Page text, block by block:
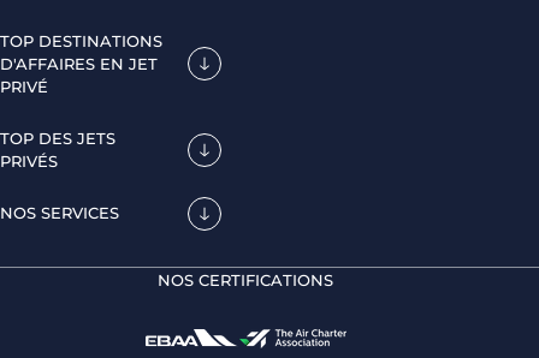
TOP DESTINATIONS
D'AFFAIRES EN JET
PRIVÉ
TOP DES JETS
PRIVÉS
NOS SERVICES
NOS CERTIFICATIONS